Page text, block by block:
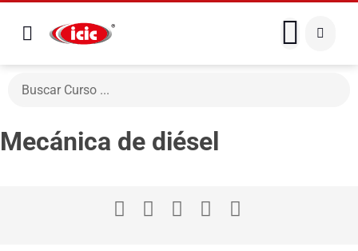
Mecánica de diésel